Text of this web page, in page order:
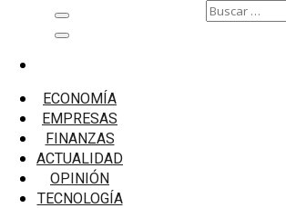
Menú
principal
ECONOMÍA
EMPRESAS
FINANZAS
ACTUALIDAD
OPINIÓN
TECNOLOGÍA
Buscar:
Reformas Aduaneras
Delegación de facultades: Gobierno
tributarias y aduaneras para mejorar la